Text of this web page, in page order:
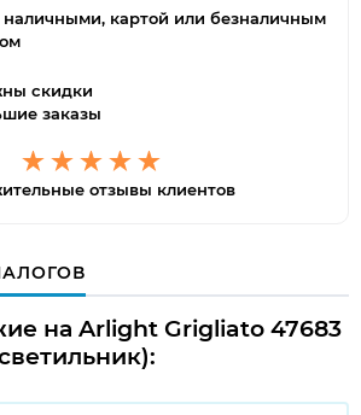
наличными, картой или безналичным
скидки
заказы
отзывы клиентов
на Arlight Grigliato 47683